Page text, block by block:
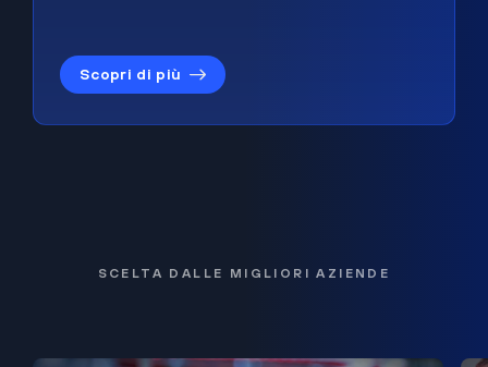
Scopri di più
SCELTA DALLE MIGLIORI AZIENDE